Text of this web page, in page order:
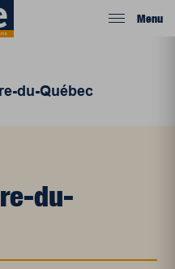
Menu
du-Québec
du-